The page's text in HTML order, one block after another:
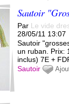
Sautoir
Par Le vide
28/05/11 13:07
Sautoir
un ruban. Prix:
inclus) 7E +
Sautoir